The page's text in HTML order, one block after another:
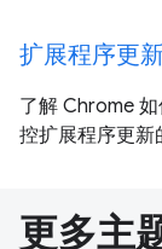
扩展程序更
了解 Chrome
控扩展程序更新
更多主